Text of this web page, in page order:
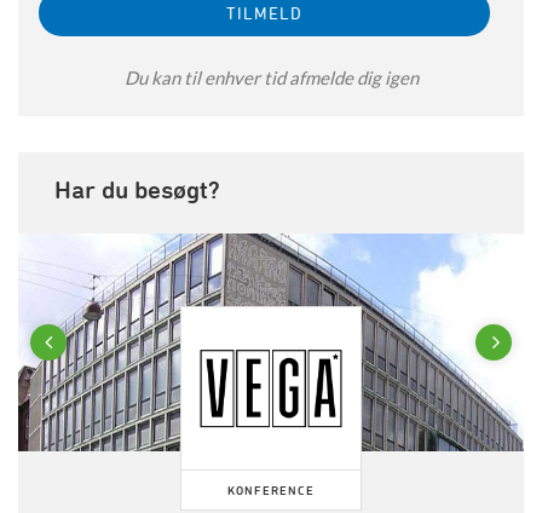
Du kan til enhver tid afmelde dig igen
Har du besøgt?
Previous
KONFERENCE
Next